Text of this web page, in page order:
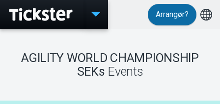
Events
MyTickster
Arrangør?
AGILITY WORLD CHAMPIONSHIP
SEKs Events